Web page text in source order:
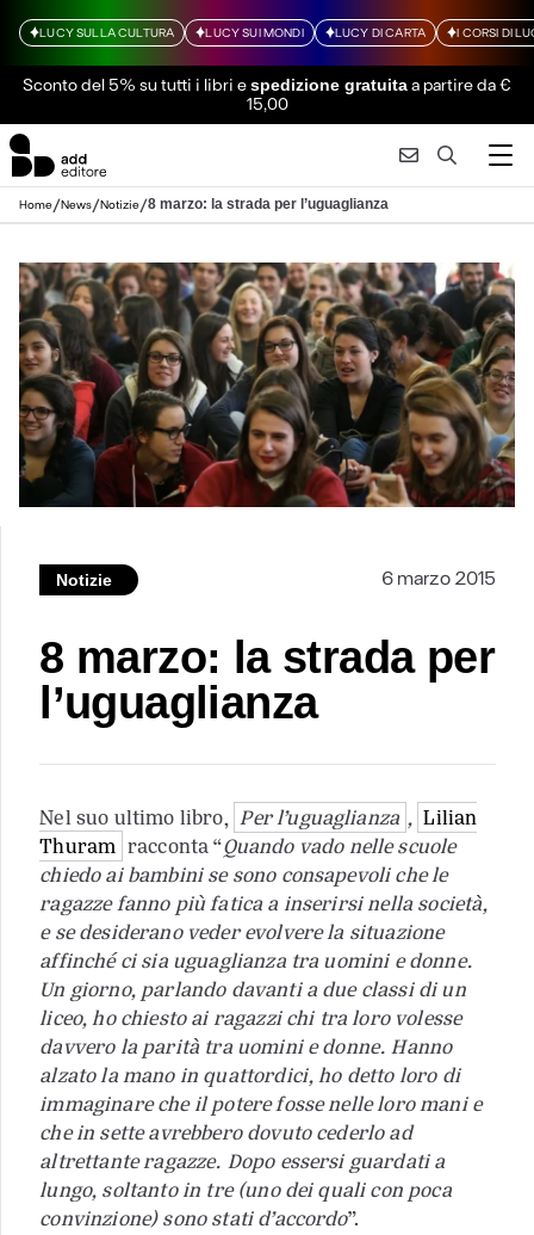
LUCY SULLA CULTURA LUCY SUI MONDI LUCY DI CARTA I CORSI DI
Sconto del 5% su tutti i libri espedizione gratuitaa partire da €
15,00
Home/News/Notizie/8 marzo: la strada per l’uguaglianza
Notizie 6 marzo 2015
8 marzo: la strada per
l’uguaglianza
Nel suo ultimo libro, Per l’uguaglianza , Lilian
Thuram racconta “Quando vado nelle scuole
chiedo ai bambini se sono consapevoli che le
ragazze fanno più fatica a inserirsi nella società,
e se desiderano veder evolvere la situazione
affinché ci sia uguaglianza tra uomini e donne.
Un giorno, parlando davanti a due classi di un
liceo, ho chiesto ai ragazzi chi tra loro volesse
davvero la parità tra uomini e donne. Hanno
alzato la mano in quattordici, ho detto loro di
immaginare che il potere fosse nelle loro mani e
che in sette avrebbero dovuto cederlo ad
altrettante ragazze. Dopo essersi guardati a
lungo, soltanto in tre (uno dei quali con poca
convinzione) sono stati d’accordo”.